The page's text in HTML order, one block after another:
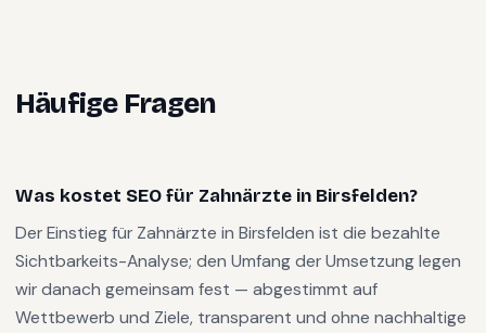
Häufige Fragen
Was kostet SEO für Zahnärzte in Birsfelden?
Der Einstieg für Zahnärzte in Birsfelden ist die bezahlte
Sichtbarkeits-Analyse; den Umfang der Umsetzung legen
wir danach gemeinsam fest — abgestimmt auf
Wettbewerb und Ziele, transparent und ohne nachhaltige